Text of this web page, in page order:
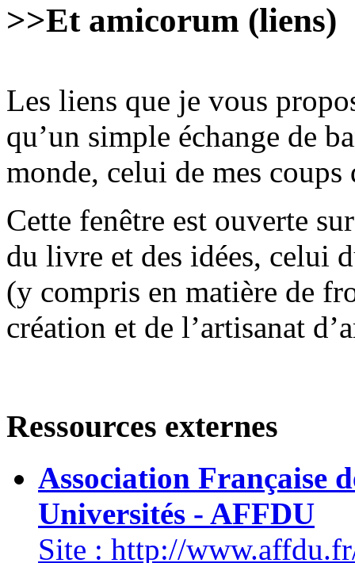
>>Et amicorum (liens)
Les liens que je vous
qu’un simple échange de
monde, celui de mes
Cette fenêtre est ouverte
du livre et des idées, celui
(y compris en matière de
création et de l’artisanat
Ressources externes
Association Française
Universités - AFFDU
Site : http://